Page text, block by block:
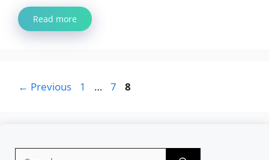
Read more
← Previous Page
1 … Page
7 Page
8